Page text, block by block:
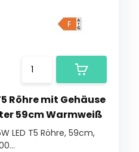
Röhre mit Gehäuse
59cm Warmweiß
LED T5 Röhre, 59cm,